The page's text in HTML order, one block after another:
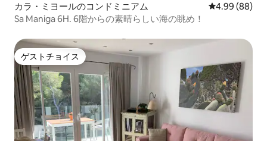
カラ・ミヨールのコンドミニアム レビュー88件
4.99 (88)
Sa Maniga 6H. 6階からの素晴らしい海の眺め！
ゲストチョイス
ゲストチョイス